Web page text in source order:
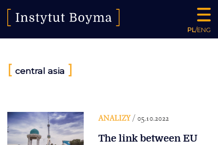
PL/ENG
[ central asia ]
ANALIZY/ 05.10.2022
The link between EU